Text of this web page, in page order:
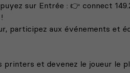
sur Entrée : 👉 connect
participez aux événements et
printers et devenez le joueur le